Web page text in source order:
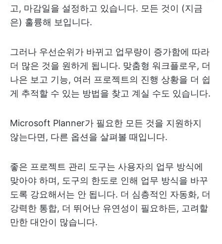
고, 마감일을 설정하고 있습니다. 모든 것이 (지금
은) 훌륭해 보입니다.
그러나 우선순위가 바뀌고 업무량이 증가함에 따라
더 많은 것을 원하게 됩니다. 맞춤형 워크플로우, 더
나은 보고 기능, 여러 프로젝트의 진행 상황을 더 쉽
게 추적할 수 있는 방법을 찾고 계실 수도 있습니다.
Microsoft Planner가 필요한 모든 것을 지원하지
않는다면, 다른 옵션을 살펴볼 때입니다.
좋은 프로젝트 관리 도구는 사용자의 업무 방식에
맞아야 하며, 도구의 한도로 인해 업무 방식을 바꾸
도록 강요해서는 안 됩니다. 더 심층적인 자동화, 더
강력한 통합, 더 뛰어난 유연성이 필요하든, 고려할
만한 대안이 많습니다.